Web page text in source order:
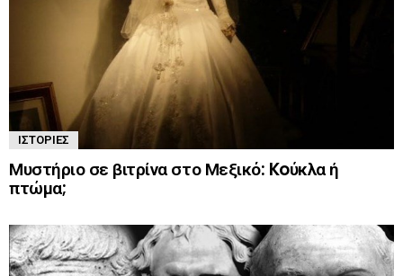
ΙΣΤΟΡΊΕΣ
Μυστήριο σε βιτρίνα στο Μεξικό: Koύκλα ή
πτώμα;